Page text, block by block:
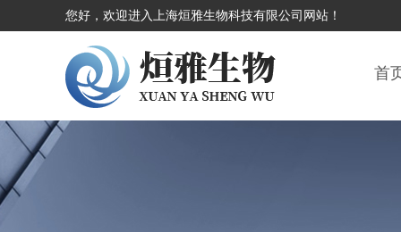
您好，欢迎进入上海烜雅生物科技有限公司网站！
首